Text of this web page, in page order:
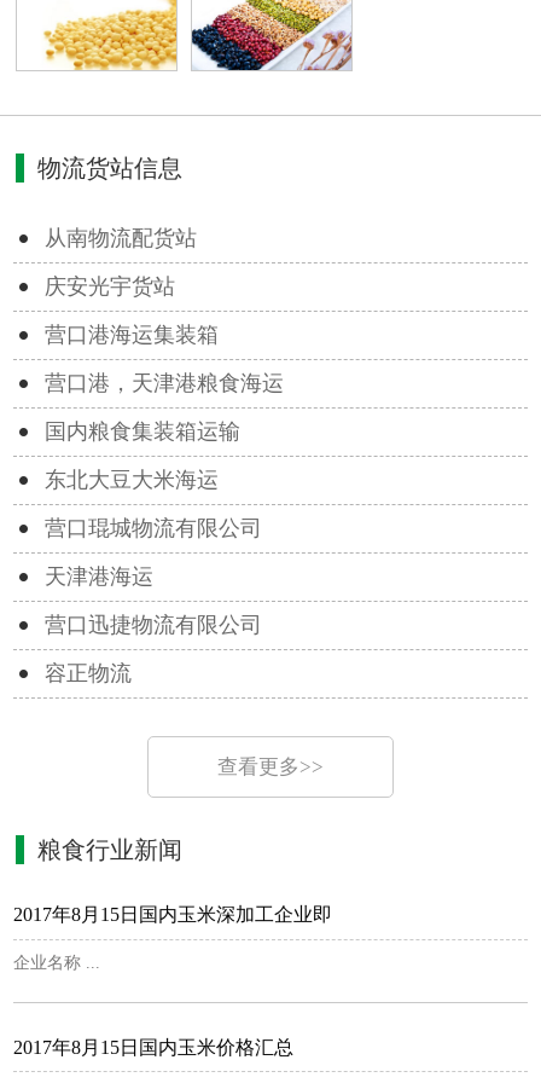
物流货站信息
从南物流配货站
庆安光宇货站
营口港海运集装箱
营口港，天津港粮食海运
国内粮食集装箱运输
东北大豆大米海运
营口琨城物流有限公司
天津港海运
营口迅捷物流有限公司
容正物流
查看更多>>
粮食行业新闻
2017年8月15日国内玉米深加工企业即
企业名称 ...
2017年8月15日国内玉米价格汇总